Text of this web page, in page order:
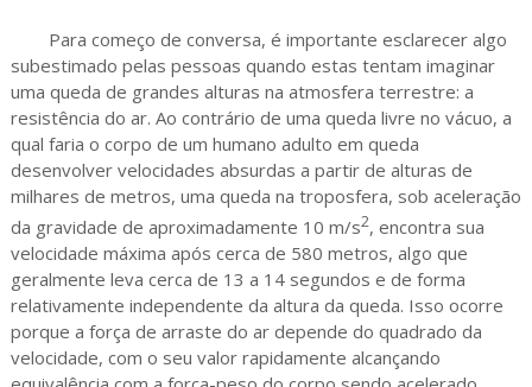
Para começo de conversa, é importante esclarecer algo
subestimado pelas pessoas quando estas tentam imaginar
uma queda de grandes alturas na atmosfera terrestre: a
resistência do ar. Ao contrário de uma queda livre no vácuo, a
qual faria o corpo de um humano adulto em queda
desenvolver velocidades absurdas a partir de alturas de
milhares de metros, uma queda na troposfera, sob aceleração
da gravidade de aproximadamente 10 m/s2, encontra sua
velocidade máxima após cerca de 580 metros, algo que
geralmente leva cerca de 13 a 14 segundos e de forma
relativamente independente da altura da queda. Isso ocorre
porque a força de arraste do ar depende do quadrado da
velocidade, com o seu valor rapidamente alcançando